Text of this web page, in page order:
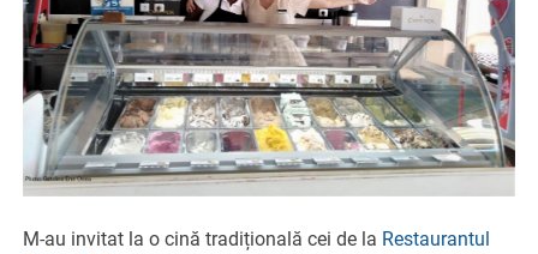
M-au invitat la o cină tradițională cei de la Restaurantul